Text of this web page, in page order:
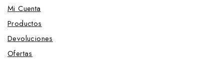
Mi Cuenta
Productos
Devoluciones
Ofertas